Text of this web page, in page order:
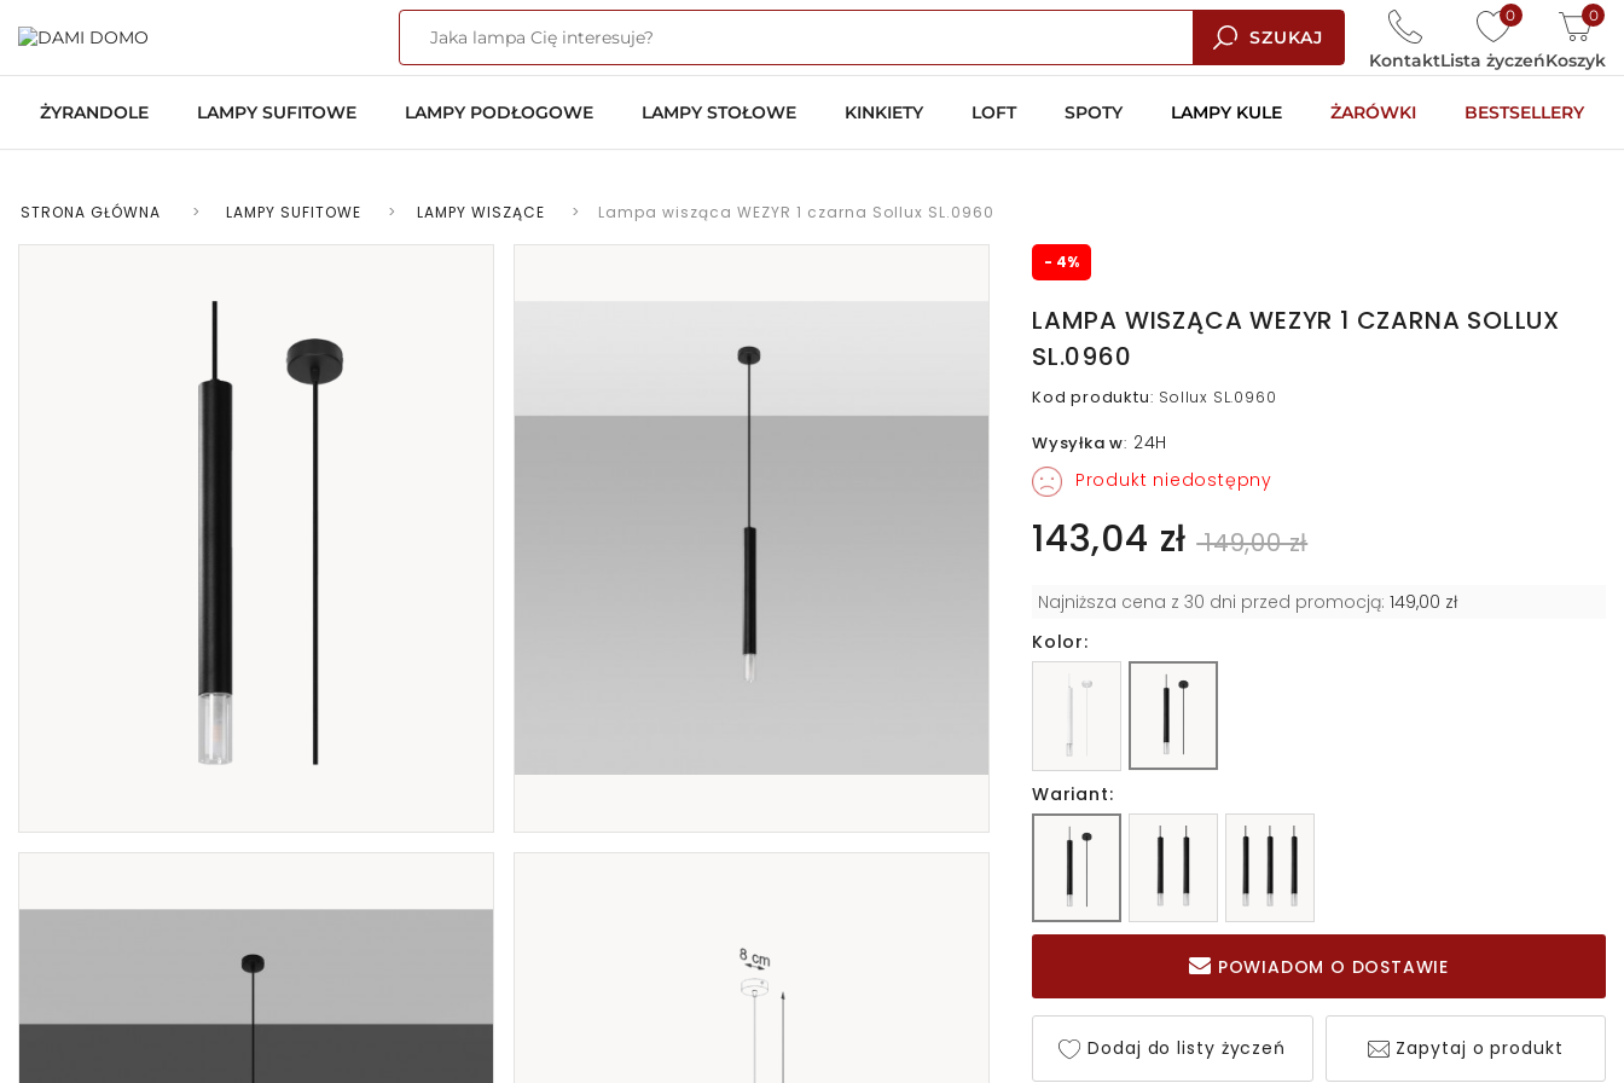
SZUKAJ
0
Lista życzeń
0
Koszyk
Kontakt
ŻYRANDOLE LAMPY SUFITOWE LAMPY PODŁOGOWE LAMPY STOŁOWE KINKIETY LOFT SPOTY LAMPY KULE ŻARÓWKI BESTSELLERY
STRONA GŁÓWNA > LAMPY SUFITOWE > LAMPY WISZĄCE > Lampa wisząca WEZYR 1 czarna Sollux SL.0960
- 4%
LAMPA WISZĄCA WEZYR 1 CZARNA SOLLUX
SL.0960
Kod produktu: Sollux SL.0960
Wysyłka w: 24H
Produkt niedostępny
143,04 zł 149,00 zł
Najniższa cena z 30 dni przed promocją: 149,00 zł
Kolor:
Wariant:
POWIADOM O DOSTAWIE
Dodaj do listy życzeń Zapytaj o produkt